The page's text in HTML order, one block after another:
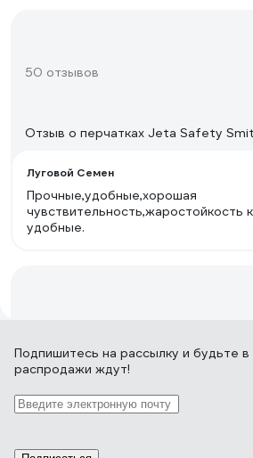
50 отзывов
Отзыв о перчатках Jeta Safety
Луговой Семен
Прочные,удобные,хорошая
чувствительность,жаростойкость
удобные.
Брал на свою огромную ладонь.
Подпишитесь на рассылку и будьте в
распродажи ждут!